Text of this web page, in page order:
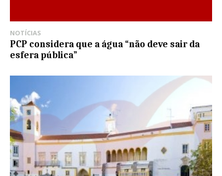
NOTÍCIAS
PCP considera que a água “não deve sair da
esfera pública”